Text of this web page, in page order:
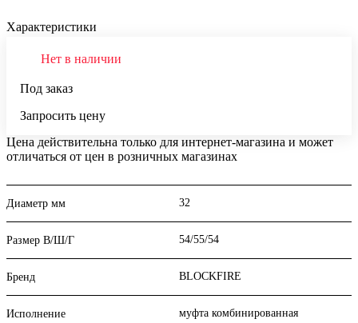
Характеристики
Нет в наличии
Под заказ
Запросить цену
Цена действительна только для интернет-магазина и может
отличаться от цен в розничных магазинах
Диаметр мм 32
Размер В/Ш/Г 54/55/54
Бренд BLOCKFIRE
Исполнение муфта комбинированная